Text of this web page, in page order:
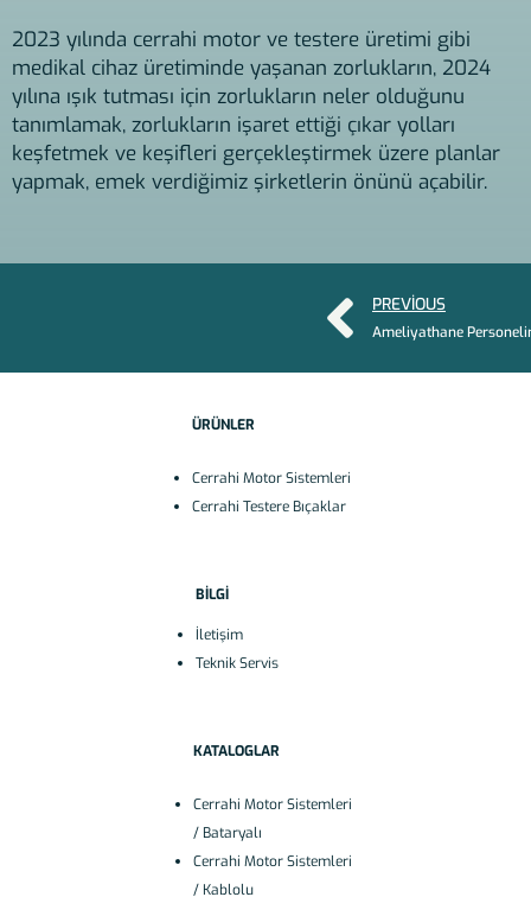
2023 yılında cerrahi motor ve testere üretimi gibi
medikal cihaz üretiminde yaşanan zorlukların, 2024
yılına ışık tutması için zorlukların neler olduğunu
tanımlamak, zorlukların işaret ettiği çıkar yolları
keşfetmek ve keşifleri gerçekleştirmek üzere planlar
yapmak, emek verdiğimiz şirketlerin önünü açabilir.
PREVIOUS
ÜRÜNLER
Cerrahi Motor Sistemleri
Cerrahi Testere Bıçaklar
BİLGİ
İletişim
Teknik Servis
KATALOGLAR
Cerrahi Motor Sistemleri
/ Bataryalı
Cerrahi Motor Sistemleri
/ Kablolu